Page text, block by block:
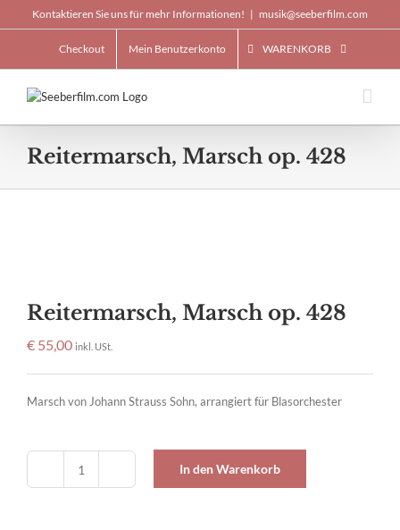
to
Kontaktieren Sie uns für mehr Informationen! | musik@seeberfilm.com
Checkout Mein Benutzerkonto WARENKORB
Reitermarsch, Marsch op. 428
Reitermarsch, Marsch op. 428
€ 55,00 inkl. USt.
Marsch von Johann Strauss Sohn, arrangiert für Blasorchester
Reitermarsch,
In den Warenkorb